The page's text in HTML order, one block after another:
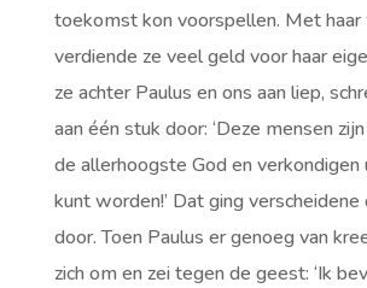
toekomst kon voorspellen. Met haar
verdiende ze veel geld voor haar
ze achter Paulus en ons aan liep,
aan één stuk door: ‘Deze mensen
de allerhoogste God en verkondigen
kunt worden!’ Dat ging verscheidene
door. Toen Paulus er genoeg van
zich om en zei tegen de geest: ‘Ik